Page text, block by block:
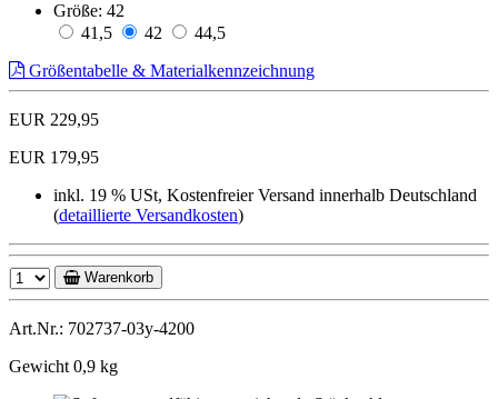
Größe: 42
41,5
42
44,5
Größentabelle & Materialkennzeichnung
EUR 229,95
EUR 179,95
inkl. 19 % USt, Kostenfreier Versand innerhalb Deutschland
(detaillierte Versandkosten)
Warenkorb
Art.Nr.: 702737-03y-4200
Gewicht 0,9 kg